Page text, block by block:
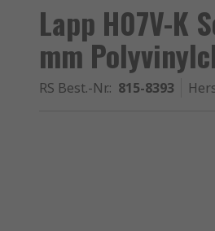
Lapp H07V-K
mm
RS Best.-Nr.: 815-8393